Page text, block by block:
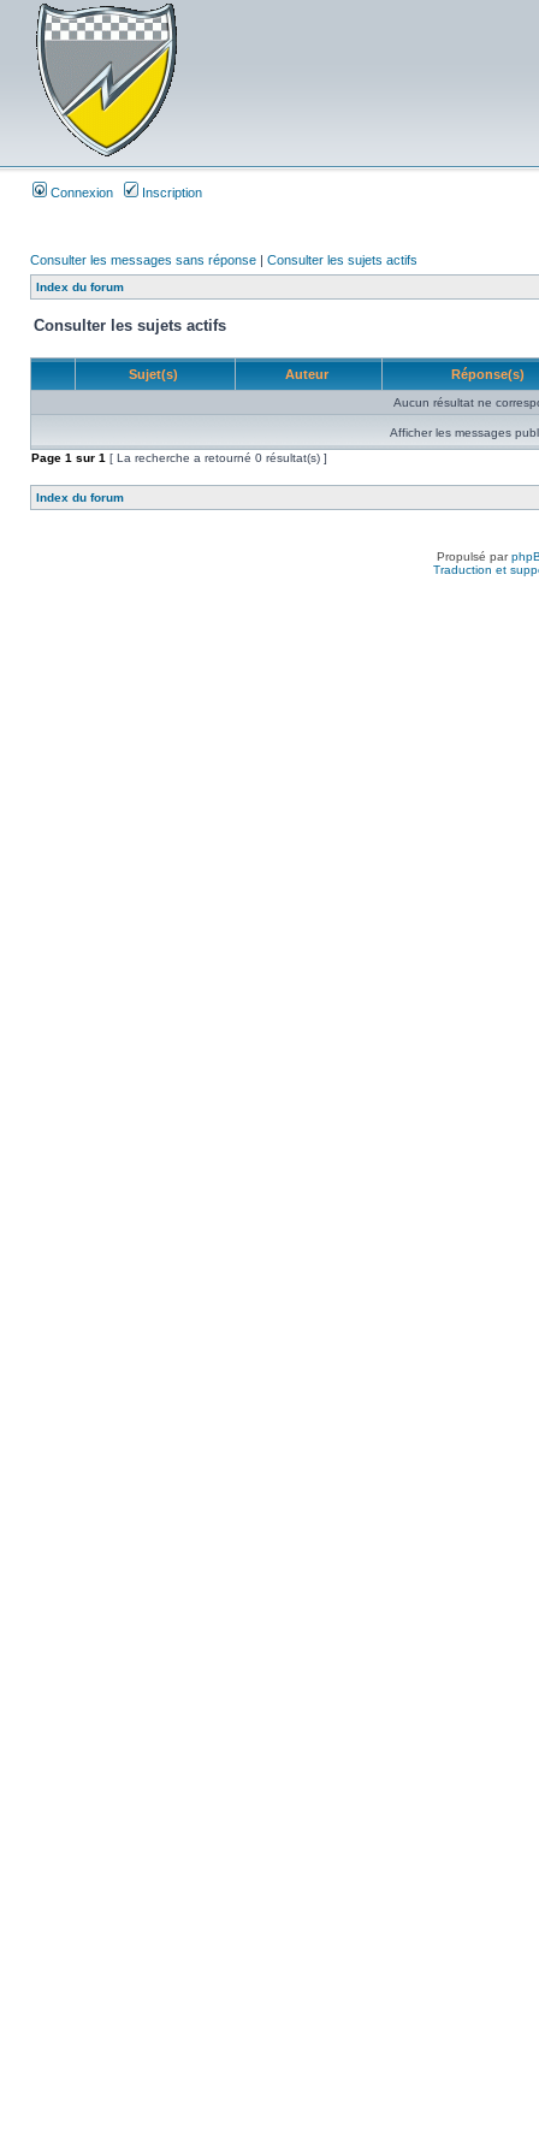
Connexion Inscription
Consulter les messages sans réponse | Consulter les sujets actifs
Index du forum
Consulter les sujets actifs
Sujet(s) Auteur Réponse(s)
Aucun résultat ne
Afficher les messages
Page 1 sur 1 [ La recherche a retourné 0 résultat(s) ]
Index du forum
Propulsé par
Traduction et